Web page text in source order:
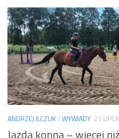
ANDRZEJ ILCZUK/WYWIADY 23
Jazda konna – więcej